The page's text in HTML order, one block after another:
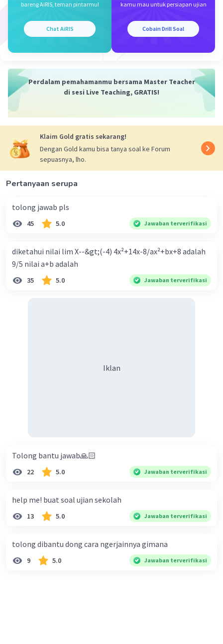
bareng AiRIS, teman pintarmu!
Chat AiRIS
kamu mau untuk persiapan ujian
Cobain Drill Soal
Perdalam pemahamanmu bersama Master Teacher
di sesi Live Teaching, GRATIS!
Klaim Gold gratis sekarang!
Dengan Gold kamu bisa tanya soal ke Forum
sepuasnya, lho.
Pertanyaan serupa
tolong jawab pls
45 5.0 Jawaban terverifikasi
diketahui nilai lim X--&gt;(-4) 4x²+14x-8/ax²+bx+8 adalah
9/5 nilai a+b adalah
35 5.0 Jawaban terverifikasi
Iklan
Tolong bantu jawab🙏🏻
22 5.0 Jawaban terverifikasi
help me! buat soal ujian sekolah
13 5.0 Jawaban terverifikasi
tolong dibantu dong cara ngerjainnya gimana
9 5.0 Jawaban terverifikasi